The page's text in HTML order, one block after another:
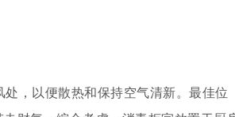
，以便散热和保持空气清新。最佳位